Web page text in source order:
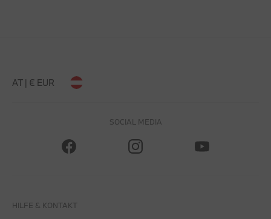
AT | € EUR
SOCIAL MEDIA
HILFE & KONTAKT